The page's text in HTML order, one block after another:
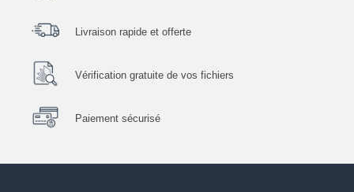
Livraison rapide et offerte
Vérification gratuite de vos fichiers
Paiement sécurisé